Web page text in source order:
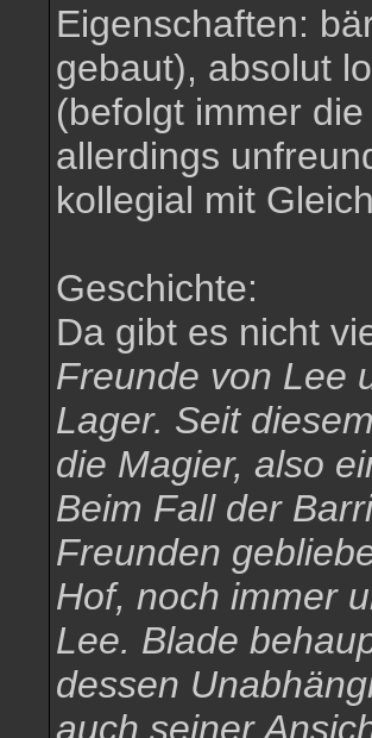
Eigenschaften:
gebaut), absolut
(befolgt immer
allerdings
kollegial mit
Geschichte:
Da gibt es nicht
Freunde von Lee
Lager. Seit
die Magier, also
Beim Fall der
Freunden
Hof, noch immer
Lee. Blade
dessen
auch seiner